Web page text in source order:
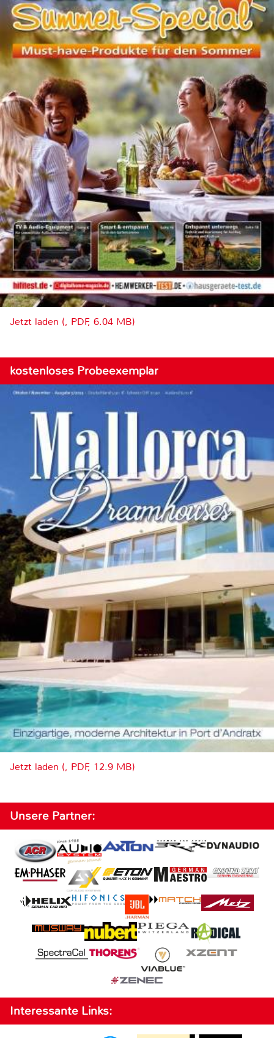
Jetzt laden (, PDF, 6.04 MB)
kostenloses Probeexemplar
Jetzt laden (, PDF, 12.9 MB)
Unsere Partner:
Interessante Links: